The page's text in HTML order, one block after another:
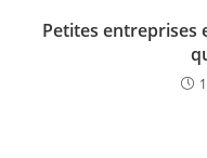
Petites entreprises